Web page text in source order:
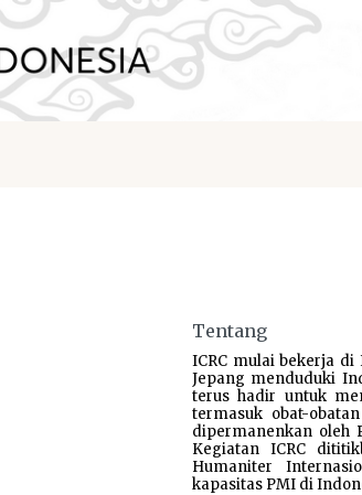
Tentang
ICRC mulai bekerja di
Jepang menduduki
terus hadir untuk
termasuk obat-
dipermanenkan oleh
Kegiatan ICRC
Humaniter
kapasitas PMI di